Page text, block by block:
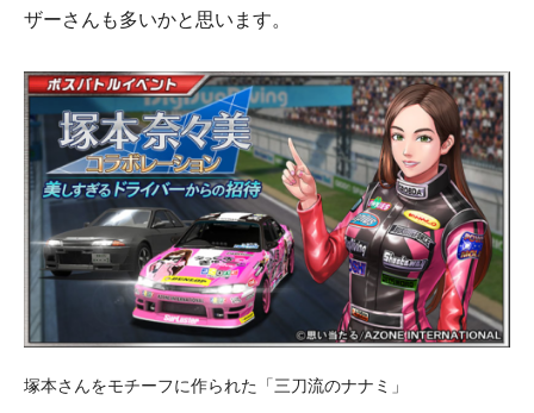
ザーさんも多いかと思います。
塚本さんをモチーフに作られた「三刀流のナナミ」